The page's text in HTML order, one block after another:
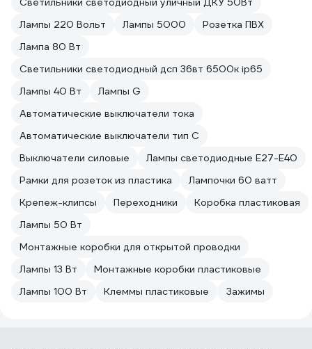
Лампы 220 Вольт
Лампы 5000
Розетка ПВХ
Лампа 80 Вт
Светильники светодиодный дсп 36вт 6500к ip65
Лампы 40 Вт
Лампы G
Автоматические выключатели тока
Автоматические выключатели тип C
Выключатели силовые
Лампы светодиодные E27-E40
Рамки для розеток из пластика
Лампочки 60 ватт
Крепеж-клипсы
Переходники
Коробка пластиковая
Лампы 50 Вт
Монтажные коробки для открытой проводки
Лампы 13 Вт
Монтажные коробки пластиковые
Лампы 100 Вт
Клеммы пластиковые Зажимы